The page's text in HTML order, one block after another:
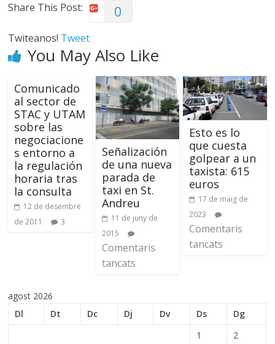
Share This Post: 0
Twiteanos! Tweet
You May Also Like
Comunicado
al sector de
STAC y UTAM
sobre las
negociacione
s entorno a
la regulación
horaria tras
la consulta
12 de desembre
de 2011
3
Señalización
de una nueva
parada de
taxi en St.
Andreu
11 de juny de
2015
Comentaris
tancats
Esto es lo
que cuesta
golpear a un
taxista: 615
euros
17 de maig de
2023
Comentaris
tancats
agost 2026
Dl
Dt Dc Dj Dv Ds
Dg
1
2